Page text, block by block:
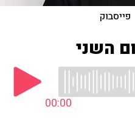
פייסבוק
השני
00:00